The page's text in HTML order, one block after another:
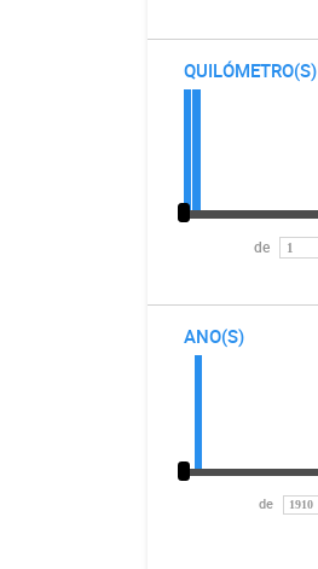
QUILÓMETRO(S)
de
ANO(S)